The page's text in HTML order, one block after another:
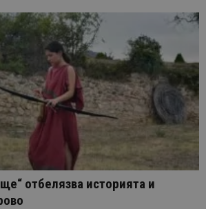
отбелязва историята и